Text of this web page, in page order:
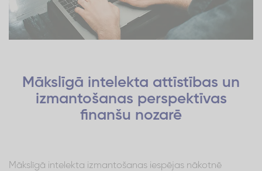
Mākslīgā intelekta attīstības un
izmantošanas perspektīvas
finanšu nozarē
Mākslīgā intelekta izmantošanas iespējas nākotnē